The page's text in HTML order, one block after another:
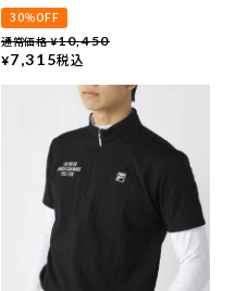
30％OFF
通常価格 ¥10,450
¥7,315税込